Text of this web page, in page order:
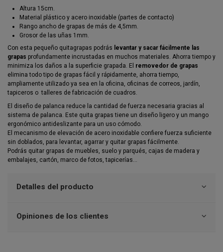
Altura 15cm.
Material plástico y acero inoxidable (partes de contacto)
Rango ancho de grapas de más de 4,5mm.
Grosor de las uñas 1mm.
Con esta pequeño quitagrapas podrás levantar y sacar fácilmente las
grapas profundamente incrustadas en muchos materiales. Ahorra tiempo y
minimiza los daños a la superficie grapada. El removedor de grapas
elimina todo tipo de grapas fácil y rápidamente, ahorra tiempo,
ampliamente utilizado ya sea en la oficina, oficinas de correos, jardín,
tapiceros o talleres de fabricación de cuadros.
El diseño de palanca reduce la cantidad de fuerza necesaria gracias al
sistema de palanca. Este quita grapas tiene un diseño ligero y un mango
ergonómico antideslizante para un uso cómodo.
El mecanismo de elevación de acero inoxidable confiere fuerza suficiente
sin doblados, para levantar, agarrar y quitar grapas fácilmente.
Podrás quitar grapas de muebles, suelo y parqués, cajas de madera y
embalajes, cartón, marco de fotos, tapicerías...
Detalles del producto
Opiniones de los clientes